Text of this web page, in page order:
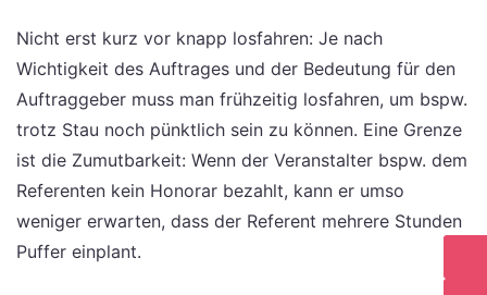
Nicht erst kurz vor knapp losfahren: Je nach
Wichtigkeit des Auftrages und der Bedeutung für den
Auftraggeber muss man frühzeitig losfahren, um bspw.
trotz Stau noch pünktlich sein zu können. Eine Grenze
ist die Zumutbarkeit: Wenn der Veranstalter bspw. dem
Referenten kein Honorar bezahlt, kann er umso
weniger erwarten, dass der Referent mehrere Stunden
Puffer einplant.